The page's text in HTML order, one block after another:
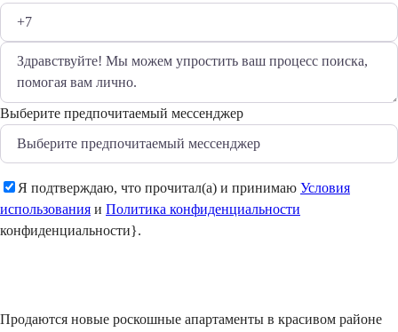
Выберите предпочитаемый мессенджер
Я подтверждаю, что прочитал(а) и принимаю Условия
использования и Политика конфиденциальности
конфиденциальности}.
Продаются новые роскошные апартаменты в красивом районе